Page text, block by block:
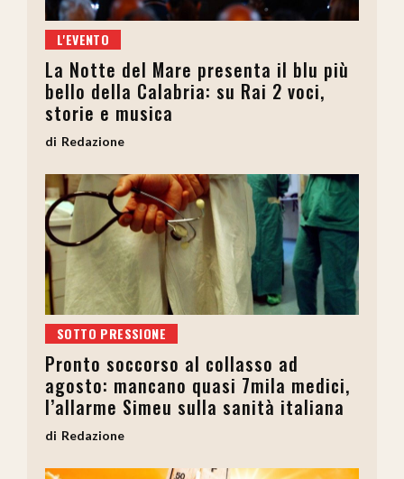
L'EVENTO
La Notte del Mare presenta il blu più
bello della Calabria: su Rai 2 voci,
storie e musica
Redazione
SOTTO PRESSIONE
Pronto soccorso al collasso ad
agosto: mancano quasi 7mila medici,
l’allarme Simeu sulla sanità italiana
Redazione